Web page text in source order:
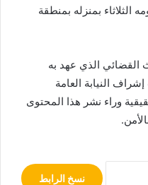
الثلاثاء بمنزله بمنطقة
القضائي الذي عهد به
النيابة العامة
وراء نشر هذا المحتوى
نسخ الرابط